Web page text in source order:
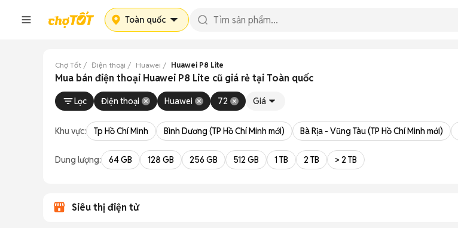
Toàn quốc
Chợ Tốt Điện thoại Huawei Huawei P8 Lite
Mua bán điện thoại Huawei P8 Lite cũ giá rẻ tại Toàn quốc
Lọc Điện thoại Huawei 72 Giá
Khu vực: Tp Hồ Chí Minh Bình Dương (TP Hồ Chí Minh mới) Bà Rịa - Vũng Tàu (TP Hồ Chí Minh mới)
Dung lượng: 64 GB 128 GB 256 GB 512 GB 1 TB 2 TB > 2 TB
Siêu thị điện tử